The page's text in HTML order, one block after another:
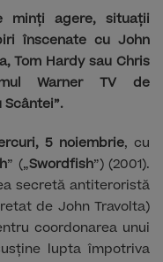
minți agere, situații
înscenate cu John
Tom Hardy sau Chris
Warner TV de
Scântei”.
5 noiembrie, cu
” („Swordfish”) (2001).
secretă antiteroristă
de John Travolta)
coordonarea unui
lupta împotriva